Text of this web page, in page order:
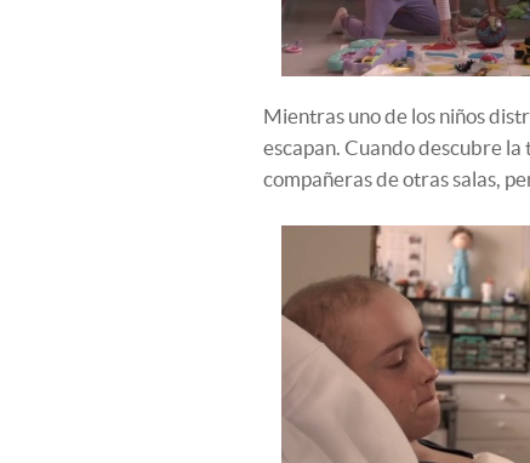
Mientras uno de los niños
escapan. Cuando descubre
compañeras de otras salas,